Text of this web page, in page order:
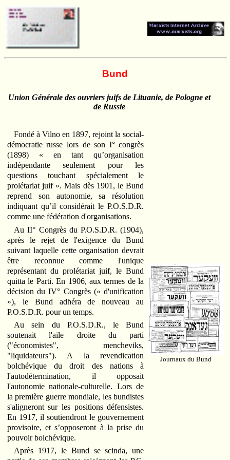
Bund
Union Générale des ouvriers juifs de Lituanie, de Pologne et
de Russie
Fondé à Vilno en 1897, rejoint la social-
démocratie russe lors de son I° congrès
(1898) « en tant qu’organisation
indépendante seulement pour les
questions touchant spécialement le
prolétariat juif ». Mais dès 1901, le Bund
reprend son autonomie, sa résolution
indiquant qu’il considérait le P.O.S.D.R.
comme une fédération d'organisations.
Au II° Congrès du P.O.S.D.R. (1904),
après le rejet de l'exigence du Bund
suivant laquelle cette organisation devrait
être reconnue comme l'unique
représentant du prolétariat juif, le Bund
quitta le Parti. En 1906, aux termes de la
décision du IV° Congrès (« d'unification
»), le Bund adhéra de nouveau au
P.O.S.D.R. pour un temps.
Au sein du P.O.S.D.R., le Bund
soutenait l'aile droite du parti
("économistes", mencheviks,
"liquidateurs"). A la revendication
bolchévique du droit des nations à
l'autodétermination, il opposait
l'autonomie nationale-culturelle. Lors de
la première guerre mondiale, les bundistes
s'aligneront sur les positions défensistes.
En 1917, il soutiendront le gouvernement
provisoire, et s’opposeront à la prise du
pouvoir bolchévique.
Après 1917, le Bund se scinda, une
Journaux du Bund